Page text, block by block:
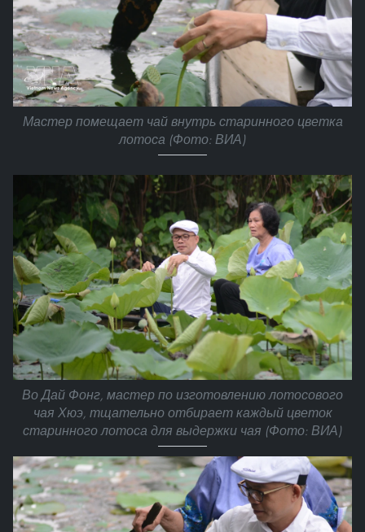
Мастер помещает чай внутрь старинного цветка
лотоса (Фото: ВИА)
Во Дай Фонг, мастер по изготовлению лотосового
чая Хюэ, тщательно отбирает каждый цветок
старинного лотоса для выдержки чая (Фото: ВИА)